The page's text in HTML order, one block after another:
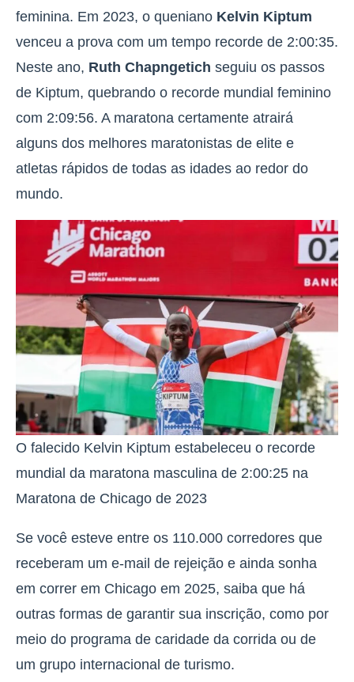
feminina. Em 2023, o queniano Kelvin Kiptum
venceu a prova com um tempo recorde de 2:00:35.
Neste ano, Ruth Chapngetich seguiu os passos
de Kiptum, quebrando o recorde mundial feminino
com 2:09:56. A maratona certamente atrairá
alguns dos melhores maratonistas de elite e
atletas rápidos de todas as idades ao redor do
mundo.
O falecido Kelvin Kiptum estabeleceu o recorde
mundial da maratona masculina de 2:00:25 na
Maratona de Chicago de 2023
Se você esteve entre os 110.000 corredores que
receberam um e-mail de rejeição e ainda sonha
em correr em Chicago em 2025, saiba que há
outras formas de garantir sua inscrição, como por
meio do programa de caridade da corrida ou de
um grupo internacional de turismo.